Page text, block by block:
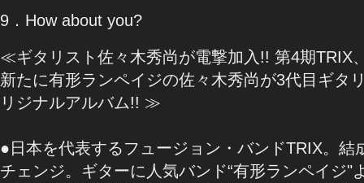
9．How about you?
≪ギタリスト佐々木秀尚が電撃加入!! 第4期TRIX
新たに有形ランペイジの佐々木秀尚が3代目ギタ
リジナルアルバム!! ≫
●日本を代表するフュージョン・バンドTRIX。
チェンジ。ギターに人気バンド“有形ランペイジ"